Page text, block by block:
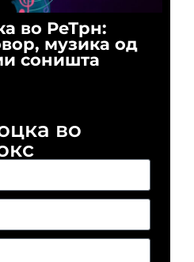
во РеТрн:
музика од
соништа
во